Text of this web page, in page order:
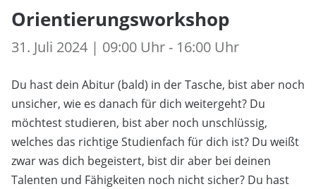
Orientierungsworkshop
31. Juli 2024 | 09:00 Uhr - 16:00 Uhr
Du hast dein Abitur (bald) in der Tasche, bist aber noch
unsicher, wie es danach für dich weitergeht? Du
möchtest studieren, bist aber noch unschlüssig,
welches das richtige Studienfach für dich ist? Du weißt
zwar was dich begeistert, bist dir aber bei deinen
Talenten und Fähigkeiten noch nicht sicher? Du hast